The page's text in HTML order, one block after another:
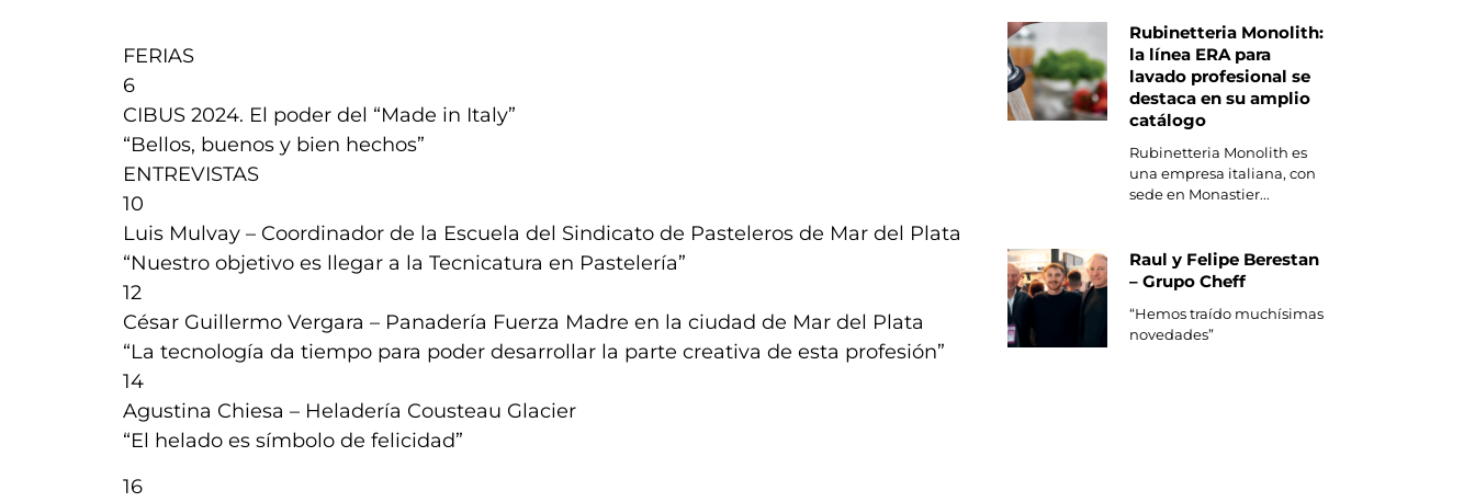
FERIAS
6
CIBUS 2024. El poder del “Made in Italy”
“Bellos, buenos y bien hechos”
ENTREVISTAS
10
Luis Mulvay – Coordinador de la Escuela del Sindicato de Pasteleros de Mar del Plata
“Nuestro objetivo es llegar a la Tecnicatura en Pastelería”
12
César Guillermo Vergara – Panadería Fuerza Madre en la ciudad de Mar del Plata
“La tecnología da tiempo para poder desarrollar la parte creativa de esta profesión”
14
Agustina Chiesa – Heladería Cousteau Glacier
“El helado es símbolo de felicidad”
16
Rubinetteria Monolith:
la línea ERA para
lavado profesional se
destaca en su amplio
catálogo
Rubinetteria Monolith es
una empresa italiana, con
sede en Monastier...
Raul y Felipe Berestan
– Grupo Cheff
“Hemos traído muchísimas
novedades”